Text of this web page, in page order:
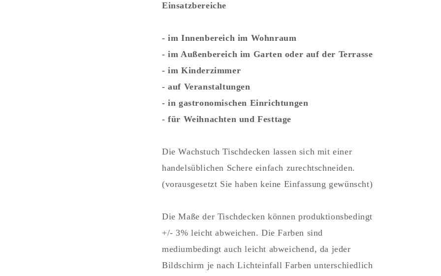
Einsatzbereiche
- im Innenbereich im Wohnraum
- im Außenbereich im Garten oder auf der Terrasse
- im Kinderzimmer
- auf Veranstaltungen
- in gastronomischen Einrichtungen
- für Weihnachten und Festtage
Die Wachstuch Tischdecken lassen sich mit einer
handelsüblichen Schere einfach zurechtschneiden.
(vorausgesetzt Sie haben keine Einfassung gewünscht)
Die Maße der Tischdecken können produktionsbedingt
+/- 3% leicht abweichen. Die Farben sind
mediumbedingt auch leicht abweichend, da jeder
Bildschirm je nach Lichteinfall Farben unterschiedlich